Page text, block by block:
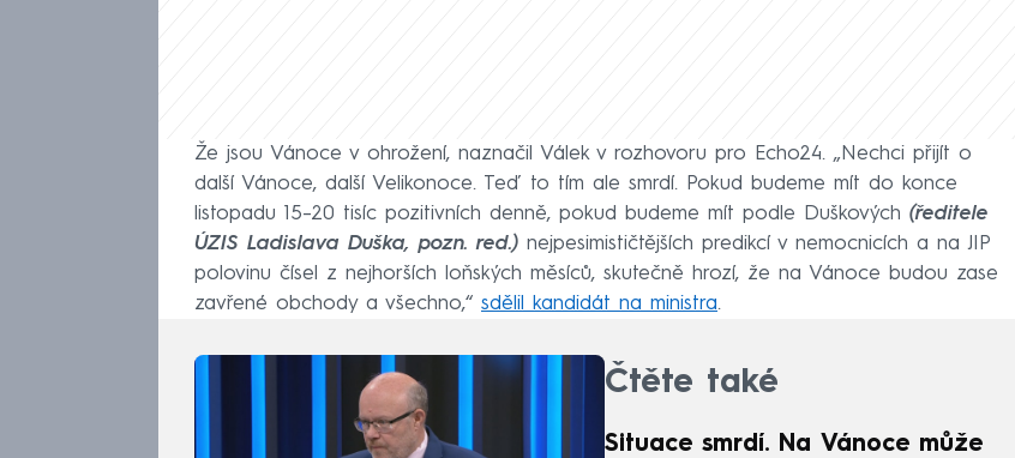
Že jsou Vánoce v ohrožení, naznačil Válek v rozhovoru pro Echo24. „Nechci přijít o
další Vánoce, další Velikonoce. Teď to tím ale smrdí. Pokud budeme mít do konce
listopadu 15–20 tisíc pozitivních denně, pokud budeme mít podle Duškových (ředitele
ÚZIS Ladislava Duška, pozn. red.) nejpesimističtějších predikcí v nemocnicích a na JIP
polovinu čísel z nejhorších loňských měsíců, skutečně hrozí, že na Vánoce budou zase
zavřené obchody a všechno,“ sdělil kandidát na ministra.
Čtěte také
Situace smrdí. Na Vánoce může